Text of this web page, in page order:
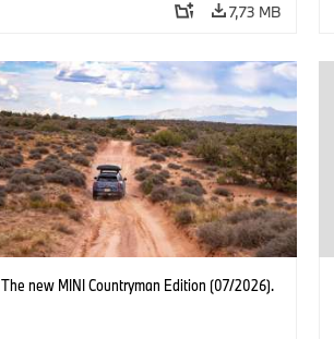
7,73 MB
The new MINI Countryman Edition (07/2026).